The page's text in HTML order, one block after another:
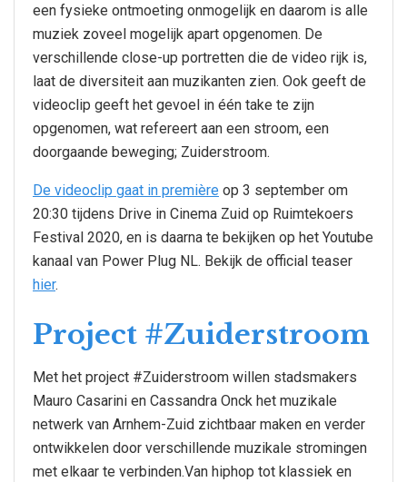
een fysieke ontmoeting onmogelijk en daarom is alle
muziek zoveel mogelijk apart opgenomen. De
verschillende close-up portretten die de video rijk is,
laat de diversiteit aan muzikanten zien. Ook geeft de
videoclip geeft het gevoel in één take te zijn
opgenomen, wat refereert aan een stroom, een
doorgaande beweging; Zuiderstroom.
De videoclip gaat in première op 3 september om
20:30 tijdens Drive in Cinema Zuid op Ruimtekoers
Festival 2020, en is daarna te bekijken op het Youtube
kanaal van Power Plug NL. Bekijk de official teaser
hier.
Project #Zuiderstroom
Met het project #Zuiderstroom willen stadsmakers
Mauro Casarini en Cassandra Onck het muzikale
netwerk van Arnhem-Zuid zichtbaar maken en verder
ontwikkelen door verschillende muzikale stromingen
met elkaar te verbinden.Van hiphop tot klassiek en